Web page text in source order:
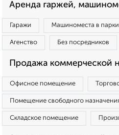
Аренда гаржей,
Гаражи Машиноместа в
Агенство Без посредников
Продажа коммерческой
Офисное помещение
Помещение свободного
Складское помещение